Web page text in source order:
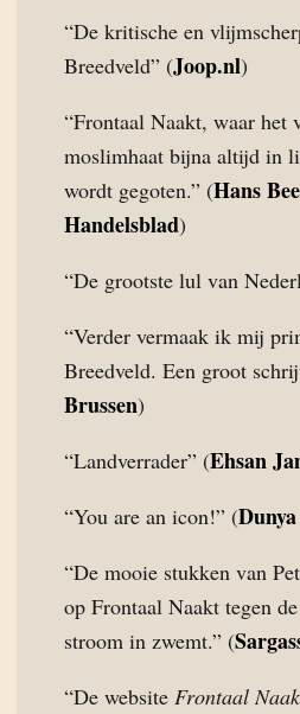
“De kritische en
Breedveld” (Joop.nl)
“Frontaal Naakt, waar het
moslimhaat bijna altijd in
wordt gegoten.” (Hans
Handelsblad)
“De grootste lul van
“Verder vermaak ik mij
Breedveld. Een groot
Brussen)
“Landverrader” (Ehsan
“You are an icon!” (
“De mooie stukken van
op Frontaal Naakt tegen
stroom in zwemt.” (
“De website Frontaal